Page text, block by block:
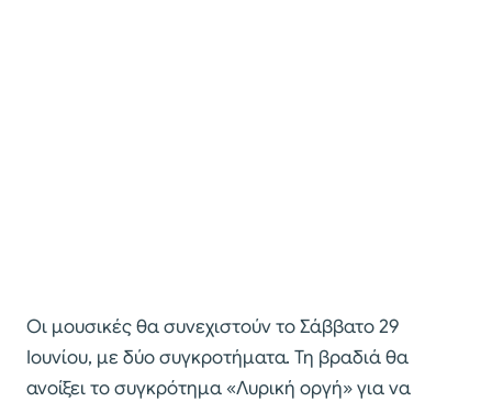
Οι μουσικές θα συνεχιστούν το Σάββατο 29
Ιουνίου, με δύο συγκροτήματα. Τη βραδιά θα
ανοίξει το συγκρότημα «Λυρική οργή» για να